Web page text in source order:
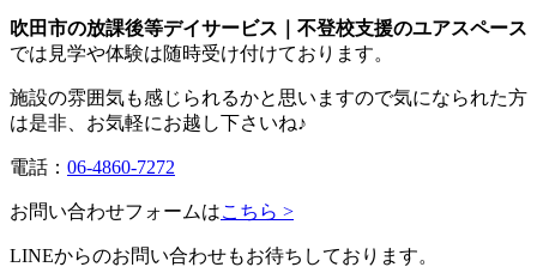
吹田市の放課後等デイサービス｜不登校支援のユアスペース
では見学や体験は随時受け付けております。
施設の雰囲気も感じられるかと思いますので気になられた方
は是非、お気軽にお越し下さいね♪
電話： 06-4860-7272
お問い合わせフォームはこちら >
LINEからのお問い合わせもお待ちしております。